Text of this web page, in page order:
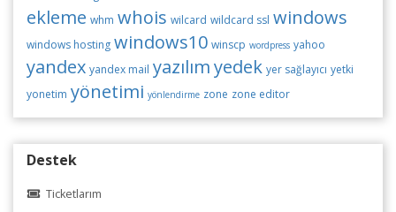
ekleme whm whois wilcard wildcard ssl windows
windows hosting windows10 winscp wordpress yahoo
yandex yandex mail yazılımyedek yer sağlayıcı yetki
yonetim yönetimi yönlendirme zone zone editor
Destek
Ticketlarım